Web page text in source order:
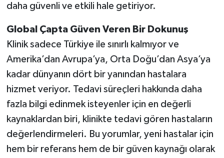
daha güvenli ve etkili hale getiriyor.
Global Çapta Güven Veren Bir Dokunuş
Klinik sadece Türkiye ile sınırlı kalmıyor ve
Amerika’dan Avrupa’ya, Orta Doğu’dan Asya’ya
kadar dünyanın dört bir yanından hastalara
hizmet veriyor. Tedavi süreçleri hakkında daha
fazla bilgi edinmek isteyenler için en değerli
kaynaklardan biri, klinikte tedavi gören hastaların
değerlendirmeleri. Bu yorumlar, yeni hastalar için
hem bir referans hem de bir güven kaynağı olarak